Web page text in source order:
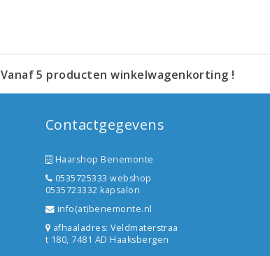
Vanaf 5 producten winkelwagenkorting !
Contactgegevens
Haarshop Benemonte
0535725333 webshop
0535723332 kapsalon
info(at)benemonte.nl
afhaaladres: Veldmaterstraa
t 180, 7481 AD Haaksbergen